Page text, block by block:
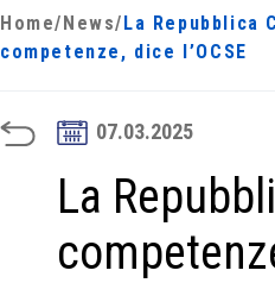
Home/ News/ La Repubblica
competenze, dice l’OCSE
07.03.2025
La